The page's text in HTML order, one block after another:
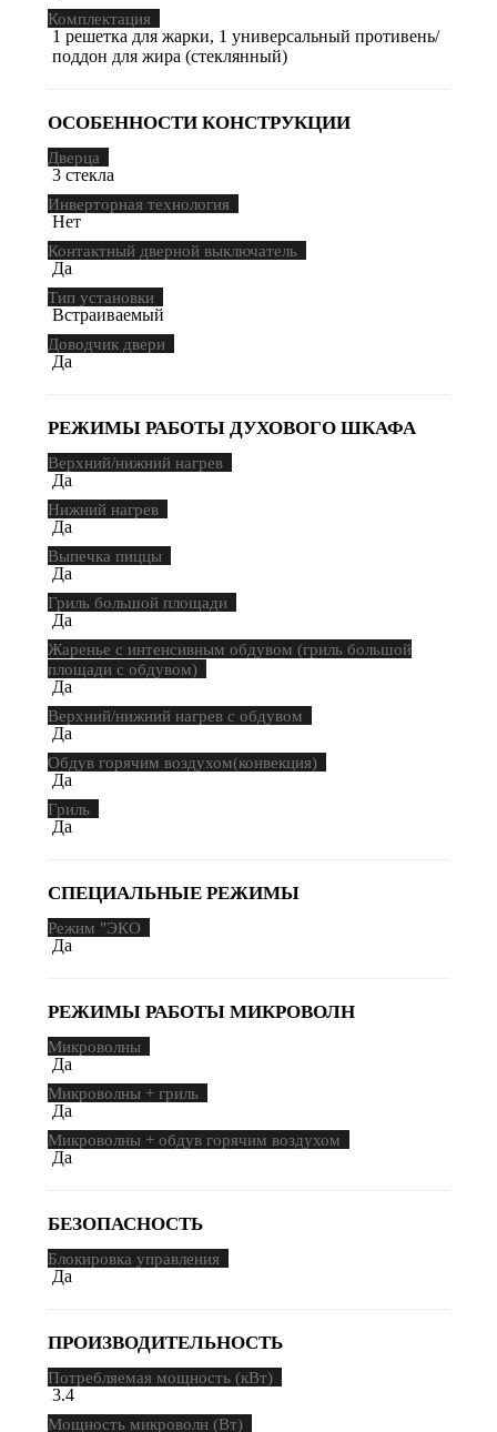
Комплектация
1 решетка для жарки, 1 универсальный противень/
поддон для жира (стеклянный)
ОСОБЕННОСТИ КОНСТРУКЦИИ
Дверца
3 стекла
Инверторная технология
Нет
Контактный дверной выключатель
Да
Тип установки
Встраиваемый
Доводчик двери
Да
РЕЖИМЫ РАБОТЫ ДУХОВОГО ШКАФА
Верхний/нижний нагрев
Да
Нижний нагрев
Да
Выпечка пиццы
Да
Гриль большой площади
Да
Жаренье с интенсивным обдувом (гриль большой
площади с обдувом)
Да
Верхний/нижний нагрев с обдувом
Да
Обдув горячим воздухом(конвекция)
Да
Гриль
Да
СПЕЦИАЛЬНЫЕ РЕЖИМЫ
Режим "ЭКО
Да
РЕЖИМЫ РАБОТЫ МИКРОВОЛН
Микроволны
Да
Микроволны + гриль
Да
Микроволны + обдув горячим воздухом
Да
БЕЗОПАСНОСТЬ
Блокировка управления
Да
ПРОИЗВОДИТЕЛЬНОСТЬ
Потребляемая мощность (кВт)
3.4
Мощность микроволн (Вт)